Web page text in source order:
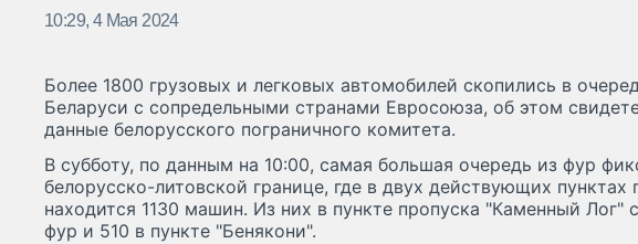
10:29, 4 Мая 2024
Более 1800 грузовых и легковых автомобилей скопились в
Беларуси с сопредельными странами Евросоюза, об этом
данные белорусского пограничного комитета.
В субботу, по данным на 10:00, самая большая очередь из фур
белорусско-литовской границе, где в двух действующих пунктах
находится 1130 машин. Из них в пункте пропуска "Каменный Лог"
фур и 510 в пункте "Бенякони".